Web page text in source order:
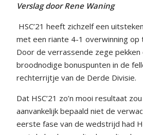
Verslag door Rene Waning
HSC’21 heeft zichzelf een
met een riante 4-1 overwinning op
Door de verrassende zege
broodnodige bonuspunten in de
rechterrijtje van de Derde Divisie.
Dat HSC’21 zo’n mooi resultaat
aanvankelijk bepaald niet de
eerste fase van de wedstrijd had